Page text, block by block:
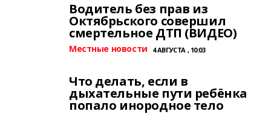
Водитель без прав из
Октябрьского совершил
смертельное ДТП (ВИДЕО)
Местные новости 4 АВГУСТА , 10:03
Что делать, если в
дыхательные пути ребёнка
попало инородное тело